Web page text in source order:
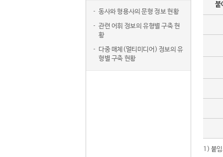
동사와 형용사의 문형 정보 현황
관련 어휘 정보의 유형별 구축 현
황
다중 매체(멀티미디어) 정보의 유
형별 구축 현황
붙
1) 붙